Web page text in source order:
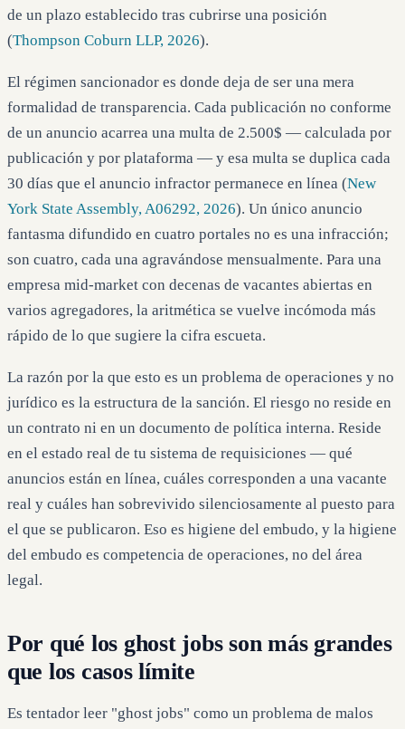
de un plazo establecido tras cubrirse una posición
(Thompson Coburn LLP, 2026).
El régimen sancionador es donde deja de ser una mera
formalidad de transparencia. Cada publicación no conforme
de un anuncio acarrea una multa de 2.500$ — calculada por
publicación y por plataforma — y esa multa se duplica cada
30 días que el anuncio infractor permanece en línea (New
York State Assembly, A06292, 2026). Un único anuncio
fantasma difundido en cuatro portales no es una infracción;
son cuatro, cada una agravándose mensualmente. Para una
empresa mid-market con decenas de vacantes abiertas en
varios agregadores, la aritmética se vuelve incómoda más
rápido de lo que sugiere la cifra escueta.
La razón por la que esto es un problema de operaciones y no
jurídico es la estructura de la sanción. El riesgo no reside en
un contrato ni en un documento de política interna. Reside
en el estado real de tu sistema de requisiciones — qué
anuncios están en línea, cuáles corresponden a una vacante
real y cuáles han sobrevivido silenciosamente al puesto para
el que se publicaron. Eso es higiene del embudo, y la higiene
del embudo es competencia de operaciones, no del área
legal.
Por qué los ghost jobs son más grandes
que los casos límite
Es tentador leer "ghost jobs" como un problema de malos